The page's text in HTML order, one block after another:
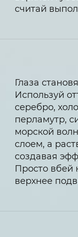
считай
Глаза
Используй
серебро,
перламутр,
морской
слоем, а
создавая
Просто вбей
верхнее